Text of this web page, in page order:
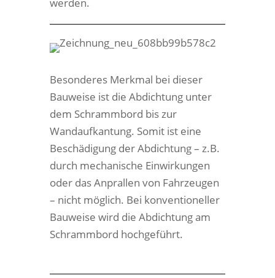
Besonderes Merkmal bei dieser
Bauweise ist die Abdichtung unter
dem Schrammbord bis zur
Wandaufkantung. Somit ist eine
Beschädigung der Abdichtung – z.B.
durch mechanische Einwirkungen
oder das Anprallen von Fahrzeugen
– nicht möglich. Bei konventioneller
Bauweise wird die Abdichtung am
Schrammbord hochgeführt.